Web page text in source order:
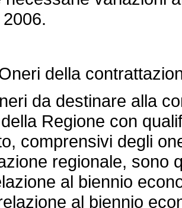
della
da destinare alla
Regione con
comprensivi degli
regionale, sono
al biennio
al biennio